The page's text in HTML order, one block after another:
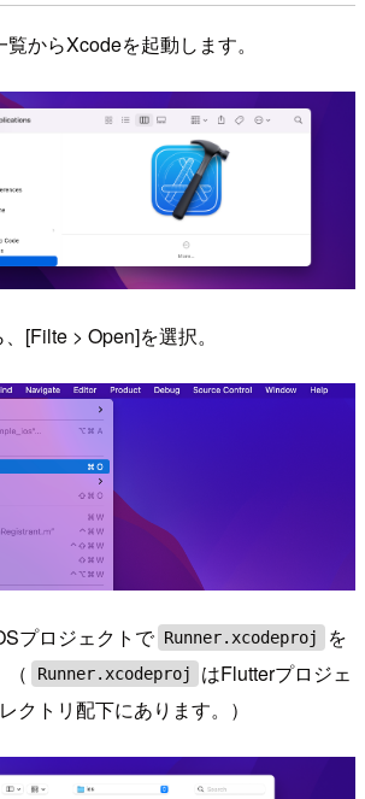
からXcodeを起動します。
[Filte > Open]を選択。
プロジェクトで Runner.xcodeproj
を
（
Runner.xcodeproj
はFlutterプロジェ
クトリ配下にあります。）